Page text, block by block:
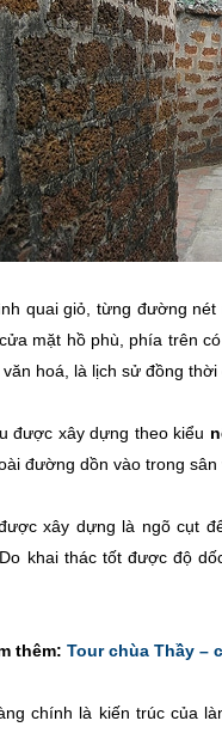
quai giỏ, từng đường
mặt hồ phù, phía trên
hoá, là lịch sử đồng
được xây dựng theo kiểu
đường dồn vào trong
xây dựng là ngõ cụt
khai thác tốt được độ
thêm: Tour chùa Thầy –
chính là kiến trúc của